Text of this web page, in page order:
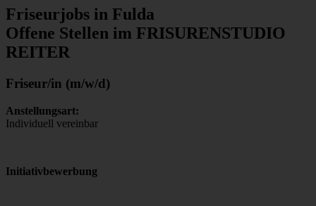
Friseurjobs in Fulda
Offene Stellen im FRISURENSTUDIO
REITER
Friseur/in (m/w/d)
Anstellungsart:
Individuell vereinbar
Initiativbewerbung